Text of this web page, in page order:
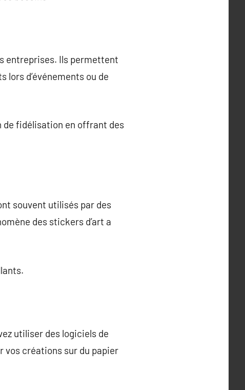
entreprises. Ils permettent
d’événements ou de
de fidélisation en offrant des
souvent utilisés par des
des stickers d’art a
utiliser des logiciels de
vos créations sur du papier